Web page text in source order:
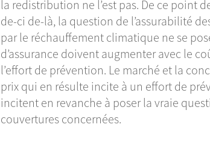
la redistribution ne l’est pas. De ce point
de-ci de-là, la question de l’assurabilité
par le réchauffement climatique ne se
d’assurance doivent augmenter avec le
l’effort de prévention. Le marché et la
prix qui en résulte incite à un effort de
incitent en revanche à poser la vraie
couvertures concernées.